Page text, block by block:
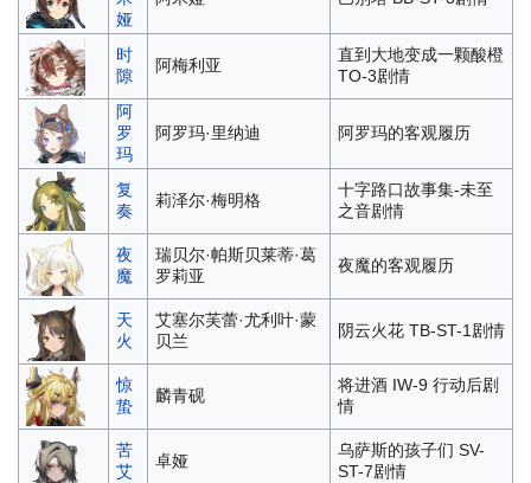
娅
时
隙
阿梅利亚
直到大地变成一颗酸橙
TO-3剧情
阿
罗
玛
阿罗玛·里纳迪 阿罗玛的客观履历
复
奏
莉泽尔·梅明格
十字路口故事集-未至
之音剧情
夜
魔
瑞贝尔·帕斯贝莱蒂·葛
罗莉亚
夜魔的客观履历
天
火
艾塞尔芙蕾·尤利叶·蒙
贝兰
阴云火花 TB-ST-1剧情
惊
蛰
麟青砚
将进酒 IW-9 行动后剧
情
苦
艾
卓娅
乌萨斯的孩子们 SV-
ST-7剧情